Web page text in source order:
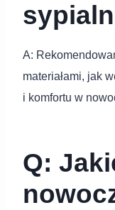
A:
materiałami, jak
i komfortu w
Q: